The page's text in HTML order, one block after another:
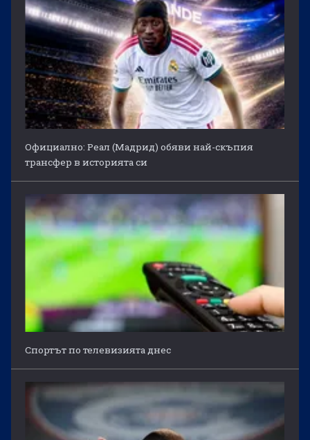
Официално: Реал (Мадрид) обяви най-скъпия
трансфер в историята си
Спортът по телевизията днес